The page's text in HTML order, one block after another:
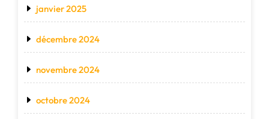
janvier 2025
décembre 2024
novembre 2024
octobre 2024